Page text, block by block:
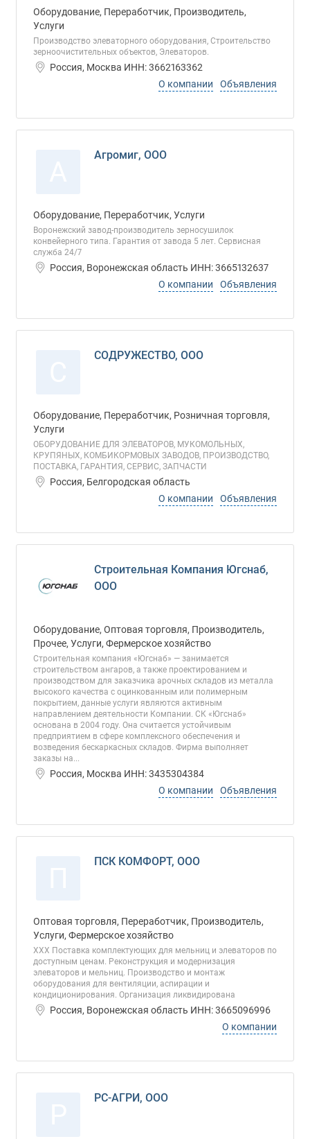
Оборудование, Переработчик, Производитель,
Услуги
Производство элеваторного оборудования, Строительство
зерноочистительных объектов, Элеваторов.
Россия, Москва ИНН: 3662163362
О компании
Объявления
Агромиг, ООО
Оборудование, Переработчик, Услуги
Воронежский завод-производитель зерносушилок
конвейерного типа. Гарантия от завода 5 лет. Сервисная
служба 24/7
Россия, Воронежская область ИНН: 3665132637
О компании
Объявления
СОДРУЖЕСТВО, ООО
Оборудование, Переработчик, Розничная торговля,
Услуги
ОБОРУДОВАНИЕ ДЛЯ ЭЛЕВАТОРОВ, МУКОМОЛЬНЫХ,
КРУПЯНЫХ, КОМБИКОРМОВЫХ ЗАВОДОВ, ПРОИЗВОДСТВО,
ПОСТАВКА, ГАРАНТИЯ, СЕРВИС, ЗАПЧАСТИ
Россия, Белгородская область
О компании
Объявления
Строительная Компания Югснаб,
ООО
Оборудование, Оптовая торговля, Производитель,
Прочее, Услуги, Фермерское хозяйство
Строительная компания «Югснаб» — занимается
строительством ангаров, а также проектированием и
производством для заказчика арочных складов из металла
высокого качества с оцинкованным или полимерным
покрытием, данные услуги являются активным
направлением деятельности Компании. СК «Югснаб»
основана в 2004 году. Она считается устойчивым
предприятием в сфере комплексного обеспечения и
возведения бескаркасных складов. Фирма выполняет
заказы на...
Россия, Москва ИНН: 3435304384
О компании
Объявления
ПСК КОМФОРТ, ООО
Оптовая торговля, Переработчик, Производитель,
Услуги, Фермерское хозяйство
ХХХ Поставка комплектующих для мельниц и элеваторов по
доступным ценам. Реконструкция и модернизация
элеваторов и мельниц. Производство и монтаж
оборудования для вентиляции, аспирации и
кондиционирования. Организация ликвидирована
Россия, Воронежская область ИНН: 3665096996
О компании
РС-АГРИ, ООО